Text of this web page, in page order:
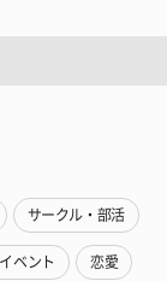
サークル・部活
ベント 恋愛